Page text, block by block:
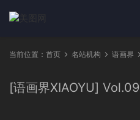
当前位置： 首页 名站机构 语画界
[语画界XIAOYU]